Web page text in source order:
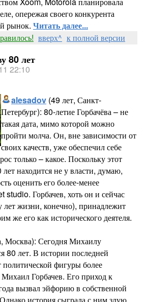
опережая своего конкурента
рынок. Читать далее...
вверх^ к полной версии
80 лет
22:10
alesadov (49 лет, Санкт-
Петербург): 80-летие Горбачёва – не
такая дата, мимо которой можно
пройти молча. Он, вне зависимости от
своих качеств, уже обеспечил себе
только – какое. Поскольку этот
находится не у власти, думаю,
оценить его более-менее
studio. Горбачев, хоть он и сейчас
лет жизни, конечно), принадлежит
же его как исторического деятеля.
Москва): Сегодня Михаилу
80 лет. В истории последней
фигуры более
Горбачев. Его приход к
вызвал эйфорию в собственной